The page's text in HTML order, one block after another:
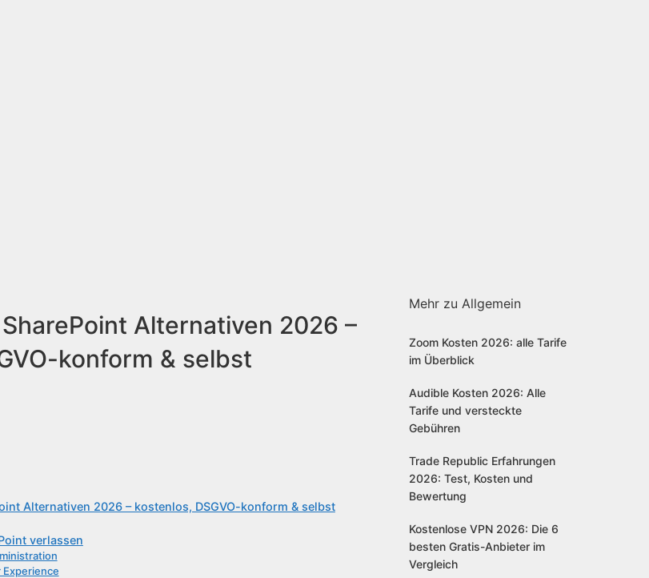
Alternativen 2026 –
konform & selbst
Alternativen 2026 – kostenlos, DSGVO-konform & selbst
verlassen
Mehr zu Allgemein
Zoom Kosten 2026: alle Tarife
im Überblick
Audible Kosten 2026: Alle
Tarife und versteckte
Gebühren
Trade Republic Erfahrungen
2026: Test, Kosten und
Bewertung
Kostenlose VPN 2026: Die 6
besten Gratis-Anbieter im
Vergleich